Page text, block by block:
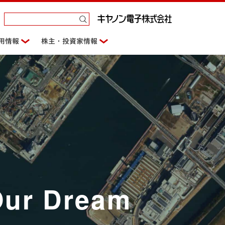
情報 株主・投資家情報
Dream